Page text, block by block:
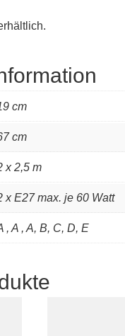
cm
cm
x 2,5 m
x E27 max. je 60 Watt
, A , A, B, C, D, E